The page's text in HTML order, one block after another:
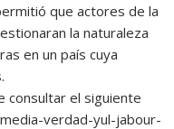
que actores de la
la naturaleza
en un país cuya
consultar el siguiente
verdad-yul-jabour-